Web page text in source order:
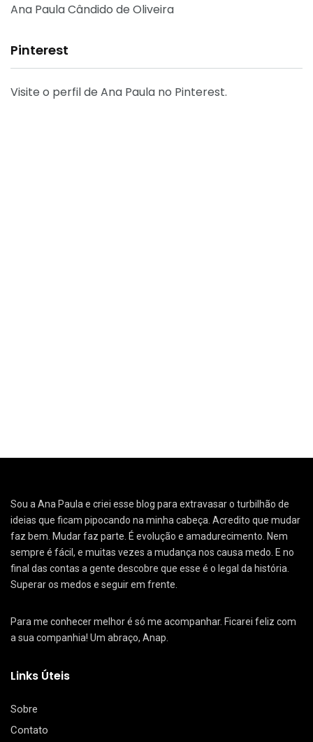
Ana Paula Cândido de Oliveira
Pinterest
Visite o perfil de Ana Paula no Pinterest.
Sou a Ana Paula e criei esse blog para extravasar o turbilhão de
ideias que ficam pipocando na minha cabeça. Acredito que mudar
faz bem. Mudar faz parte. É evolução e amadurecimento. Nem
sempre é fácil, e muitas vezes a mudança nos causa medo. E no
final das contas a gente descobre que esse é o legal da história.
Superar os medos e seguir em frente.
Para me conhecer melhor é só me acompanhar. Ficarei feliz com
a sua companhia! Um abraço, Anap.
Links Úteis
Sobre
Contato